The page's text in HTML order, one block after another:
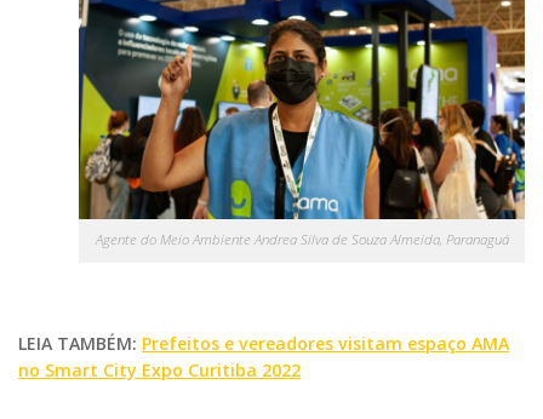
Agente do Meio Ambiente Andrea Silva de Souza Almeida, Paranaguá
LEIA TAMBÉM: Prefeitos e vereadores visitam espaço AMA
no Smart City Expo Curitiba 2022